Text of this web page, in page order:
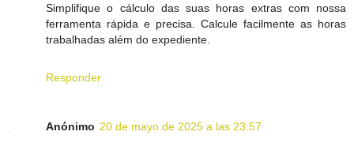
Simplifique o cálculo das suas horas extras com nossa
ferramenta rápida e precisa. Calcule facilmente as horas
trabalhadas além do expediente.
Responder
Anónimo 20 de mayo de 2025 a las 23:57